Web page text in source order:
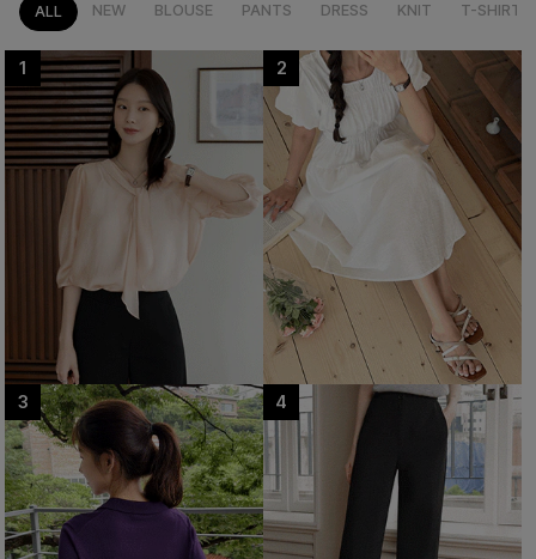
ALL NEW BLOUSE PANTS DRESS KNIT T-SHIRT